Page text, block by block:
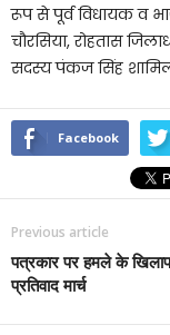
रूप से पूर्व विधायक व
चौरसिया, रोहतास
सदस्य पंकज सिंह
Facebook
Previous article
पत्रकार पर हमले के
प्रतिवाद मार्च